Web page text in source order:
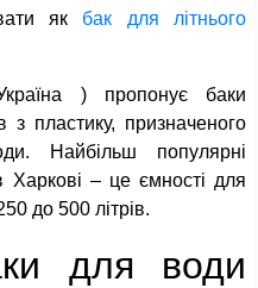
як бак для літнього
) пропонує баки
пластику, призначеного
Найбільш популярні
Харкові – це ємності для
до 500 літрів.
для води